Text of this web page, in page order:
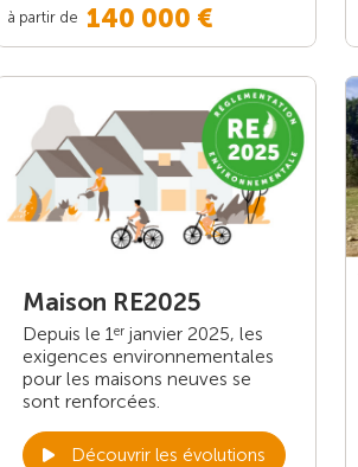
à partir de 140 000 €
Maison RE2025
Depuis le 1 er janvier 2025, les
exigences environnementales
pour les maisons neuves se
sont renforcées.
Découvrir les évolutions